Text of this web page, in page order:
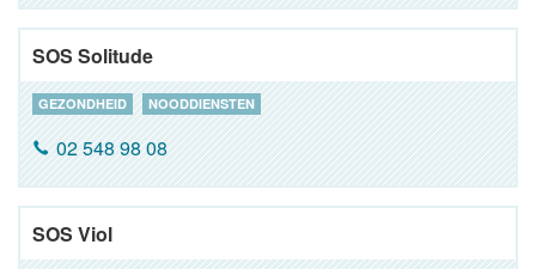
SOS Solitude
GEZONDHEID NOODDIENSTEN
02 548 98 08
SOS Viol